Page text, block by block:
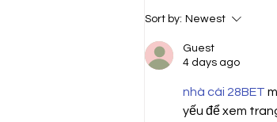
That Experience
Forever’: Tania’s
HealthFinders
Sort by: Newest
Guest
4 days ago
nhà cái 28BET
yếu để xem